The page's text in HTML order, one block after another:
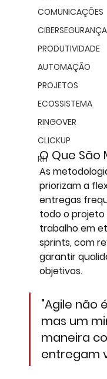
COMUNICAÇÕES
CIBERSEGURANÇA
PRODUTIVIDADE
AUTOMAÇÃO
PROJETOS
ECOSSISTEMA
RINGOVER
CLICKUP
RH
O Que São
As
priorizam a
entregas
todo o projeto
trabalho em
sprints, com
garantir
objetivos.
"Agile não
mas um
maneira
entregam